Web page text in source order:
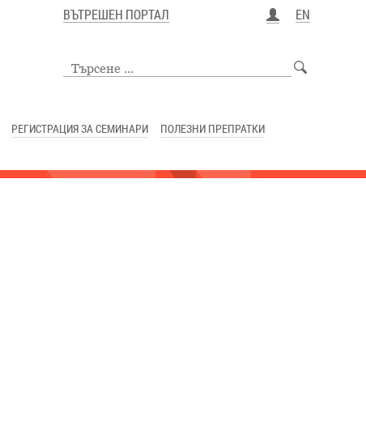
ВЪТРЕШЕН ПОРТАЛ EN
РЕГИСТРАЦИЯ ЗА СЕМИНАРИ
ПОЛЕЗНИ ПРЕПРАТКИ